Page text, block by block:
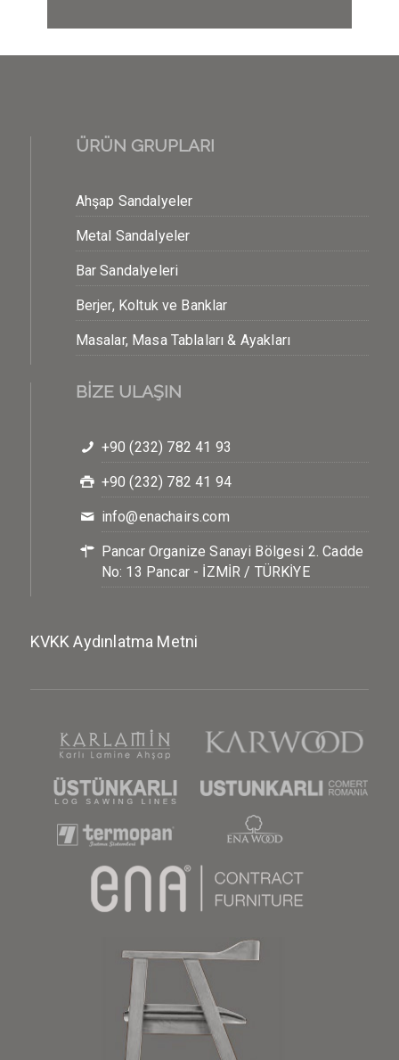
ÜRÜN GRUPLARI
Ahşap Sandalyeler
Metal Sandalyeler
Bar Sandalyeleri
Berjer, Koltuk ve Banklar
Masalar, Masa Tablaları & Ayakları
BİZE ULAŞIN
+90 (232) 782 41 93
+90 (232) 782 41 94
info@enachairs.com
Pancar Organize Sanayi Bölgesi 2. Cadde
No: 13 Pancar - İZMİR / TÜRKİYE
KVKK Aydınlatma Metni